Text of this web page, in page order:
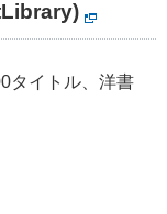
タイトル、洋書